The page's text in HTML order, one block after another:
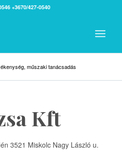
+3670/427-0540
műszaki tanácsadás
Kft
3521 Miskolc Nagy László u.